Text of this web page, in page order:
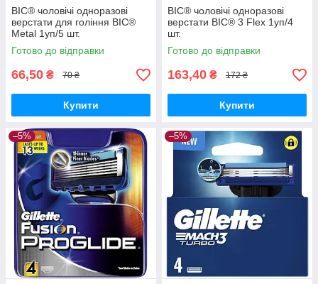
BIC® чоловічі одноразові
верстати для гоління BIC®
Metal 1уп/5 шт.
Готово до відправки
66,50 ₴ 70 ₴
Купити
BIC® чоловічі одноразові
верстати BIC® 3 Flex 1уп/4
шт.
Готово до відправки
163,40 ₴ 172 ₴
Купити
–5% –5%